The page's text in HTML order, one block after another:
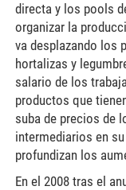
directa y los pools
organizar la
va desplazando los
hortalizas y
salario de los
productos que
suba de precios de
intermediarios en
profundizan los
En el 2008 tras el